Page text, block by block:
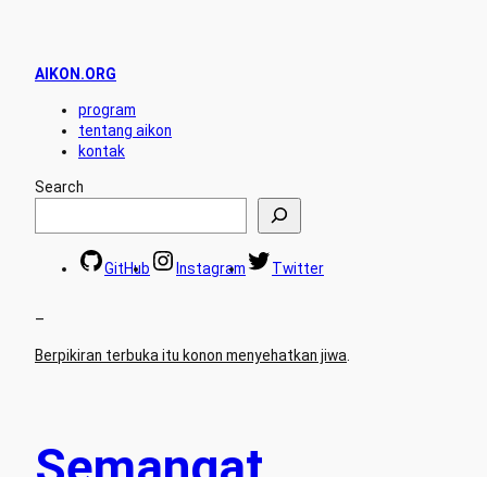
AIKON.ORG
program
tentang aikon
kontak
Search
GitHub Instagram Twitter
–
Berpikiran terbuka itu konon menyehatkan jiwa